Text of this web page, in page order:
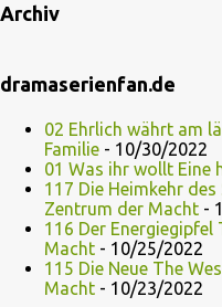
Archiv
dramaserienfan.de
02 Ehrlich währt am
Familie - 10/30/2022
01 Was ihr wollt Eine
117 Die Heimkehr
Zentrum der Macht -
116 Der
Macht - 10/25/2022
115 Die Neue The
Macht - 10/23/2022